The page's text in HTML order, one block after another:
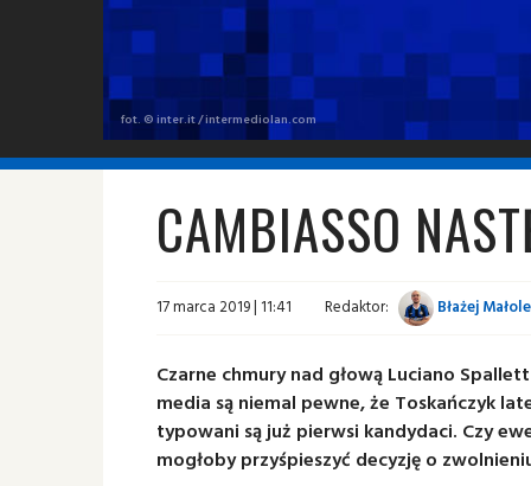
fot. © inter.it / intermediolan.com
CAMBIASSO
17 marca 2019 | 11:41 Redaktor: Błażej
Czarne chmury nad głową Luciano
media są niemal pewne, że Toskańczyk
typowani są już pierwsi kandydaci. Czy
mogłoby przyśpieszyć decyzję o